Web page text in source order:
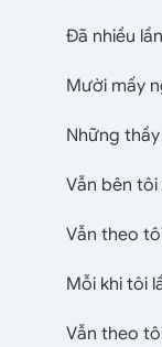
Đã nhiều
Mười mấy
Những
Vẫn bên
Vẫn theo
Mỗi khi tôi
Vẫn theo